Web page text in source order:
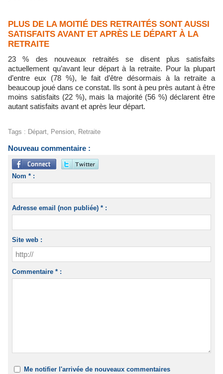
PLUS DE LA MOITIÉ DES RETRAITÉS SONT AUSSI
SATISFAITS AVANT ET APRÈS LE DÉPART À LA
RETRAITE
23 % des nouveaux retraités se disent plus satisfaits
actuellement qu’avant leur départ à la retraite. Pour la plupart
d’entre eux (78 %), le fait d’être désormais à la retraite a
beaucoup joué dans ce constat. Ils sont à peu près autant à être
moins satisfaits (22 %), mais la majorité (56 %) déclarent être
autant satisfaits avant et après leur départ.
Tags : Départ Pension Retraite
Nouveau commentaire :
Nom * :
Adresse email (non publiée) * :
Site web :
Commentaire * :
Me notifier l'arrivée de nouveaux commentaires